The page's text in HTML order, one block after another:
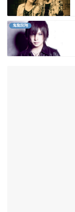
鬼龍院翔